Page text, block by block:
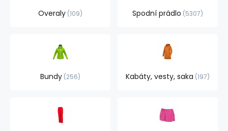
Overaly 109 Spodní prádlo 5307
Bundy 256 Kabáty, vesty, saka 197